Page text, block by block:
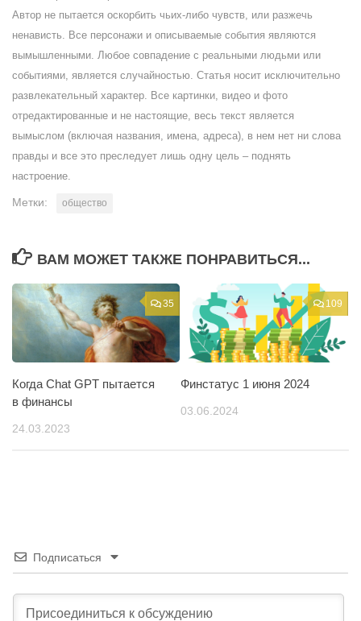
Автор не пытается оскорбить чьих-либо чувств, или разжечь
ненависть. Все персонажи и описываемые события являются
вымышленными. Любое совпадение с реальными людьми или
событиями, является случайностью. Статья носит исключительно
развлекательный характер. Все картинки, видео и фото
отредактированные и не настоящие, весь текст является
вымыслом (включая названия, имена, адреса), в нем нет ни слова
правды и все это преследует лишь одну цель – поднять
настроение.
Метки: общество
ВАМ МОЖЕТ ТАКЖЕ ПОНРАВИТЬСЯ...
35
Когда Chat GPT пытается
в финансы
24.03.2023
109
Финстатус 1 июня 2024
03.06.2024
Подписаться